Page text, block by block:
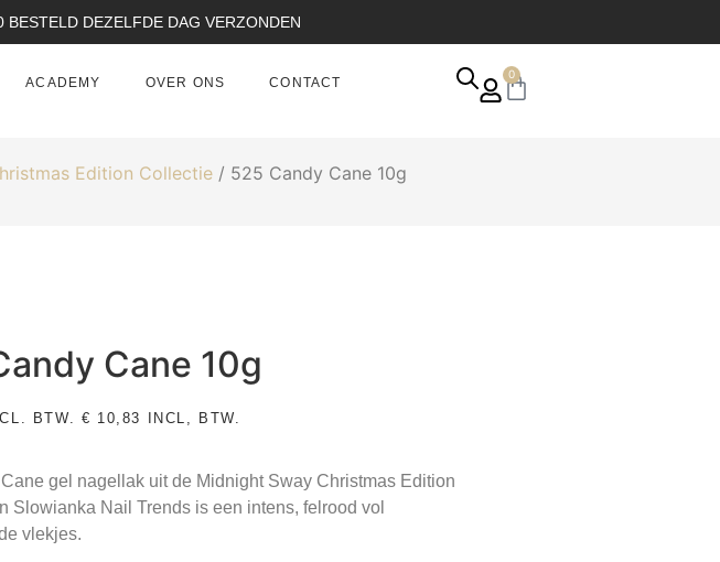
DEZELFDE DAG VERZONDEN
ACADEMY OVER ONS CONTACT
0
Edition Collectie / 525 Candy Cane 10g
Cane 10g
BTW. € 10,83 INCL, BTW.
gel nagellak uit de Midnight Sway Christmas Edition
Slowianka Nail Trends is een intens, felrood vol
vlekjes.